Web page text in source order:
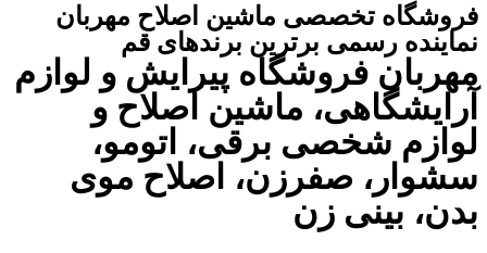
فروشگاه تخصصی ماشین اصلاح مهربان
نماینده رسمی برترین برندهای قم
مهربان فروشگاه پیرایش و لوازم
آرایشگاهی، ماشین اصلاح و
لوازم شخصی برقی، اتومو،
سشوار، صفرزن، اصلاح موی
بدن، بینی زن